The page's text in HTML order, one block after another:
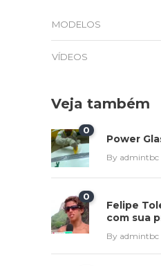
MODELOS
VÍDEOS
Veja também
0
Power
By admintbc
0
Felipe
com sua
By admintbc